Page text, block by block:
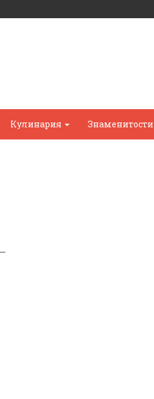
Кулинария Знаменитости